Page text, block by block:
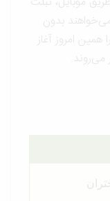
بدون
آغاز